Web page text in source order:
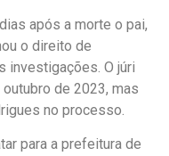
após a morte o pai,
o direito de
investigações. O júri
de 2023, mas
no processo.
para a prefeitura de